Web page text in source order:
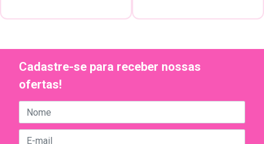
Cadastre-se para receber nossas
ofertas!